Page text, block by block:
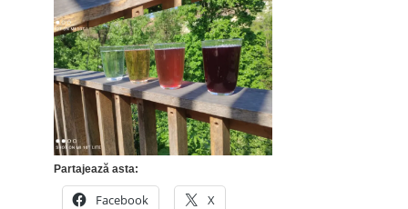
Partajează asta:
Facebook X